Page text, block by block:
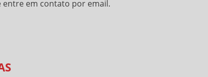
entre em contato por email.